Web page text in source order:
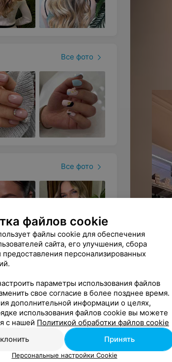
Все фото
Все фото
в которых
сервис, разумные
для удобства и
и деталям в интерьере.
чарующую атмосферу.
расслабиться и получить
файлов cookie
файлы cookie для обеспечения
сайта, его улучшения, сбора
предоставления персонализированных
параметры использования файлов
свое согласие в более позднее время.
дополнительной информации о целях,
использования файлов cookie вы можете
с нашей Политикой обработки файлов cookie
Принять
Персональные настройки Cookie